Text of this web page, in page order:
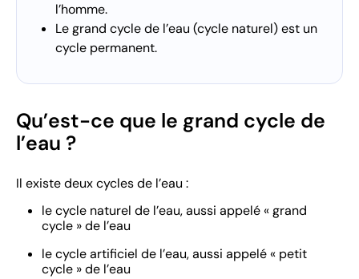
l’homme.
Le grand cycle de l’eau (cycle naturel) est un
cycle permanent.
Qu’est-ce que le grand cycle de
l’eau ?
Il existe deux cycles de l’eau :
le cycle naturel de l’eau, aussi appelé « grand
cycle » de l’eau
le cycle artificiel de l’eau, aussi appelé « petit
cycle » de l’eau